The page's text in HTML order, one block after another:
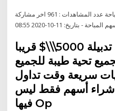
كاتب الموضوع: الأسهم المباحة عدد المشاهدات : 961 اخر مشاركة
تحدّي الهوامير في تدبيلة 5000\\\$ قريبا
تحية طيبة للجميع
سريعة وقت تداول
شراء أسهم فقط ليس
فيها Op